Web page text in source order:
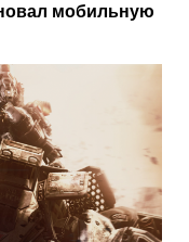
мобильную